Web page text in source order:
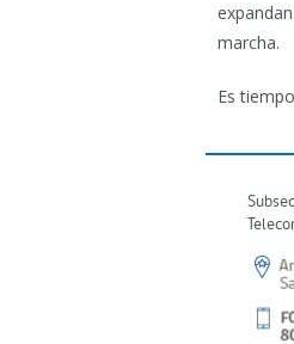
marcha.
Es